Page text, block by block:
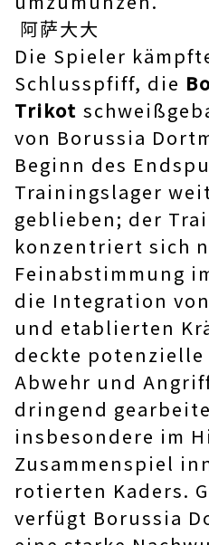
阿萨大大
Die Spieler
Schlusspfiff, die
Trikot
von Borussia
Beginn des
Trainingslager
geblieben; der
konzentriert sich
Feinabstimmung
die Integration
und etablierten
deckte potenzielle
Abwehr und
dringend
insbesondere im
Zusammenspiel
rotierten Kaders.
verfügt Borussia